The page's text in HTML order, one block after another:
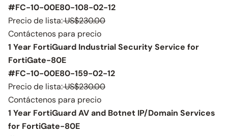
#FC-10-00E80-108-02-12
Precio de lista:US$230.00
Contáctenos para precio
1 Year FortiGuard Industrial Security Service for
FortiGate-80E
#FC-10-00E80-159-02-12
Precio de lista:US$230.00
Contáctenos para precio
1 Year FortiGuard AV and Botnet IP/Domain Services
for FortiGate-80E